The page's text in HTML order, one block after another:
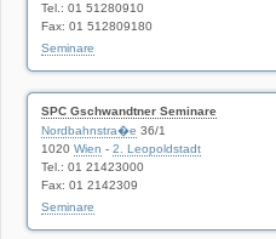
Tel.: 01 51280910
Fax: 01 512809180
Seminare
SPC Gschwandtner Seminare
Nordbahnstra�e 36/1
1020 Wien - 2. Leopoldstadt
Tel.: 01 21423000
Fax: 01 2142309
Seminare